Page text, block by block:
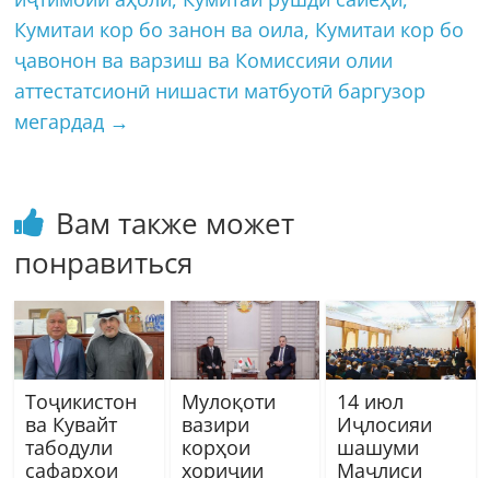
Кумитаи кор бо занон ва оила, Кумитаи кор бо
ҷавонон ва варзиш ва Комиссияи олии
аттестатсионӣ нишасти матбуотӣ баргузор
мегардад →
Вам также может
понравиться
Тоҷикистон
ва Кувайт
табодули
сафарҳои
Мулоқоти
вазири
корҳои
хориҷии
14 июл
Иҷлосияи
шашуми
Маҷлиси